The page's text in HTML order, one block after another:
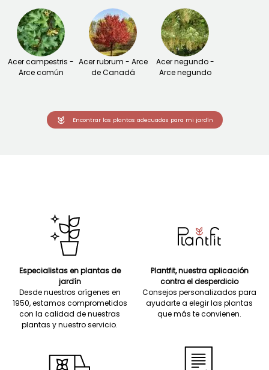
Acer campestris -
Arce común
Acer rubrum - Arce
de Canadá
Acer negundo -
Arce negundo
Encontrar las plantas adecuadas para mi jardín
Especialistas en plantas de
jardín
Desde nuestros orígenes en
1950, estamos comprometidos
con la calidad de nuestras
plantas y nuestro servicio.
Plantfit, nuestra aplicación
contra el desperdicio
Consejos personalizados para
ayudarte a elegir las plantas
que más te convienen.